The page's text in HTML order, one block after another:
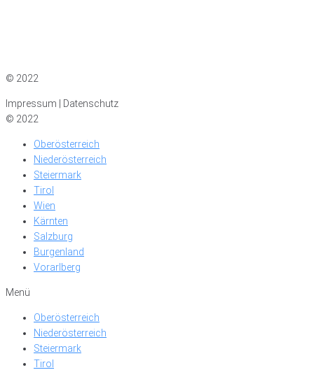
© 2022
Impressum | Datenschutz
© 2022
Oberösterreich
Niederösterreich
Steiermark
Tirol
Wien
Kärnten
Salzburg
Burgenland
Vorarlberg
Menü
Oberösterreich
Niederösterreich
Steiermark
Tirol